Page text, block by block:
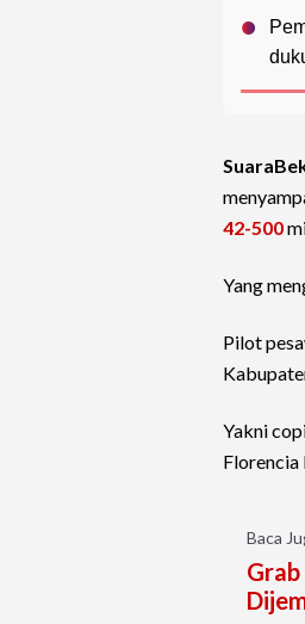
42-500
Yang
Pilot
Yakni
Florencia
Baca